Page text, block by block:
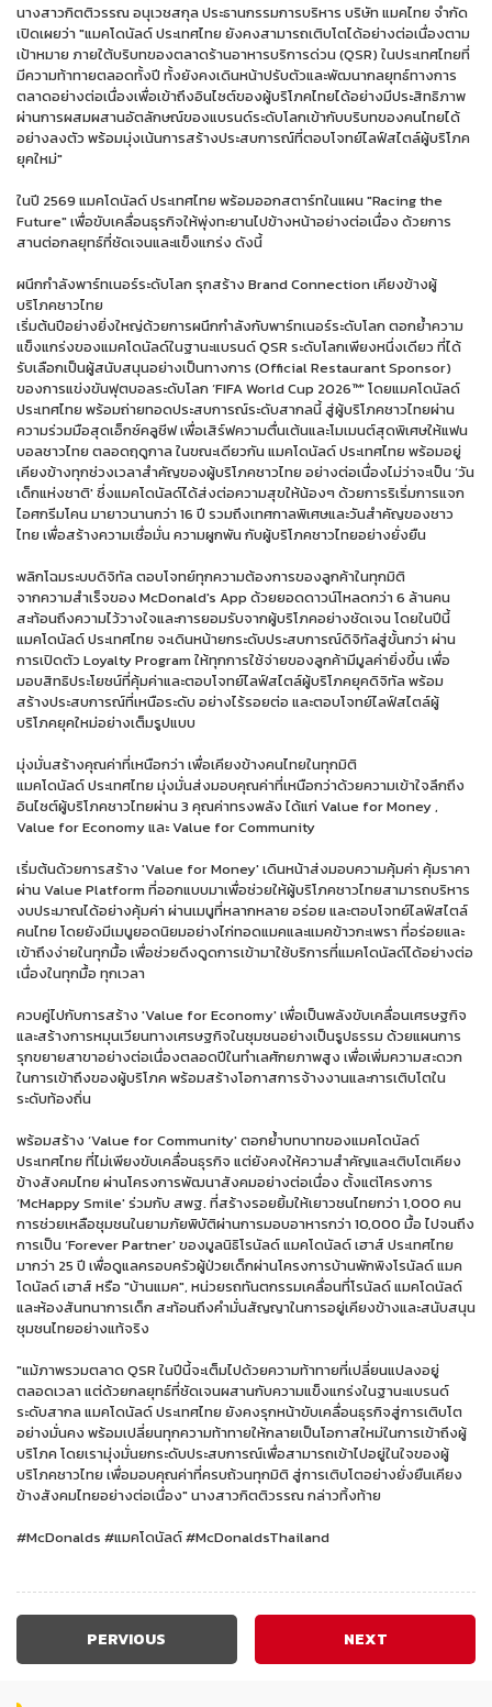
นางสาวกิตติวรรณ อนุเวชสกุล ประธานกรรมการบริหาร บริษัท แมคไทย จำกัด
เปิดเผยว่า "แมคโดนัลด์ ประเทศไทย ยังคงสามารถเติบโตได้อย่างต่อเนื่องตาม
เป้าหมาย ภายใต้บริบทของตลาดร้านอาหารบริการด่วน (QSR) ในประเทศไทยที่
มีความท้าทายตลอดทั้งปี ทั้งยังคงเดินหน้าปรับตัวและพัฒนากลยุทธ์ทางการ
ตลาดอย่างต่อเนื่องเพื่อเข้าถึงอินไซต์ของผู้บริโภคไทยได้อย่างมีประสิทธิภาพ
ผ่านการผสมผสานอัตลักษณ์ของแบรนด์ระดับโลกเข้ากับบริบทของคนไทยได้
อย่างลงตัว พร้อมมุ่งเน้นการสร้างประสบการณ์ที่ตอบโจทย์ไลฟ์สไตล์ผู้บริโภค
ยุคใหม่"
ในปี 2569 แมคโดนัลด์ ประเทศไทย พร้อมออกสตาร์ทในแผน "Racing the
Future" เพื่อขับเคลื่อนธุรกิจให้พุ่งทะยานไปข้างหน้าอย่างต่อเนื่อง ด้วยการ
สานต่อกลยุทธ์ที่ชัดเจนและแข็งแกร่ง ดังนี้
ผนึกกำลังพาร์ทเนอร์ระดับโลก รุกสร้าง Brand Connection เคียงข้างผู้
บริโภคชาวไทย
เริ่มต้นปีอย่างยิ่งใหญ่ด้วยการผนึกกำลังกับพาร์ทเนอร์ระดับโลก ตอกย้ำความ
แข็งแกร่งของแมคโดนัลด์ในฐานะแบรนด์ QSR ระดับโลกเพียงหนึ่งเดียว ที่ได้
รับเลือกเป็นผู้สนับสนุนอย่างเป็นทางการ (Official Restaurant Sponsor)
ของการแข่งขันฟุตบอลระดับโลก ‘FIFA World Cup 2026™' โดยแมคโดนัลด์
ประเทศไทย พร้อมถ่ายทอดประสบการณ์ระดับสากลนี้ สู่ผู้บริโภคชาวไทยผ่าน
ความร่วมมือสุดเอ็กซ์คลูชีฟ เพื่อเสิร์ฟความตื่นเต้นและโมเมนต์สุดพิเศษให้แฟน
บอลชาวไทย ตลอดฤดูกาล ในขณะเดียวกัน แมคโดนัลด์ ประเทศไทย พร้อมอยู่
เคียงข้างทุกช่วงเวลาสำคัญของผู้บริโภคชาวไทย อย่างต่อเนื่องไม่ว่าจะเป็น ‘วัน
เด็กแห่งชาติ' ซึ่งแมคโดนัลด์ได้ส่งต่อความสุขให้น้องๆ ด้วยการริเริ่มการแจก
ไอศกรีมโคน มายาวนานกว่า 16 ปี รวมถึงเทศกาลพิเศษและวันสำคัญของชาว
ไทย เพื่อสร้างความเชื่อมั่น ความผูกพัน กับผู้บริโภคชาวไทยอย่างยั่งยืน
พลิกโฉมระบบดิจิทัล ตอบโจทย์ทุกความต้องการของลูกค้าในทุกมิติ
จากความสำเร็จของ McDonald's App ด้วยยอดดาวน์โหลดกว่า 6 ล้านคน
สะท้อนถึงความไว้วางใจและการยอมรับจากผู้บริโภคอย่างชัดเจน โดยในปีนี้
แมคโดนัลด์ ประเทศไทย จะเดินหน้ายกระดับประสบการณ์ดิจิทัลสู่ขั้นกว่า ผ่าน
การเปิดตัว Loyalty Program ให้ทุกการใช้จ่ายของลูกค้ามีมูลค่ายิ่งขึ้น เพื่อ
มอบสิทธิประโยชน์ที่คุ้มค่าและตอบโจทย์ไลฟ์สไตล์ผู้บริโภคยุคดิจิทัล พร้อม
สร้างประสบการณ์ที่เหนือระดับ อย่างไร้รอยต่อ และตอบโจทย์ไลฟ์สไตล์ผู้
บริโภคยุคใหม่อย่างเต็มรูปแบบ
มุ่งมั่นสร้างคุณค่าที่เหนือกว่า เพื่อเคียงข้างคนไทยในทุกมิติ
แมคโดนัลด์ ประเทศไทย มุ่งมั่นส่งมอบคุณค่าที่เหนือกว่าด้วยความเข้าใจลึกถึง
อินไซต์ผู้บริโภคชาวไทยผ่าน 3 คุณค่าทรงพลัง ได้แก่ Value for Money ,
Value for Economy และ Value for Community
เริ่มต้นด้วยการสร้าง 'Value for Money' เดินหน้าส่งมอบความคุ้มค่า คุ้มราคา
ผ่าน Value Platform ที่ออกแบบมาเพื่อช่วยให้ผู้บริโภคชาวไทยสามารถบริหาร
งบประมาณได้อย่างคุ้มค่า ผ่านเมนูที่หลากหลาย อร่อย และตอบโจทย์ไลฟ์สไตล์
คนไทย โดยยังมีเมนูยอดนิยมอย่างไก่ทอดแมคและแมคข้าวกะเพรา ที่อร่อยและ
เข้าถึงง่ายในทุกมื้อ เพื่อช่วยดึงดูดการเข้ามาใช้บริการที่แมคโดนัลด์ได้อย่างต่อ
เนื่องในทุกมื้อ ทุกเวลา
ควบคู่ไปกับการสร้าง 'Value for Economy' เพื่อเป็นพลังขับเคลื่อนเศรษฐกิจ
และสร้างการหมุนเวียนทางเศรษฐกิจในชุมชนอย่างเป็นรูปธรรม ด้วยแผนการ
รุกขยายสาขาอย่างต่อเนื่องตลอดปีในทำเลศักยภาพสูง เพื่อเพิ่มความสะดวก
ในการเข้าถึงของผู้บริโภค พร้อมสร้างโอกาสการจ้างงานและการเติบโตใน
ระดับท้องถิ่น
พร้อมสร้าง ‘Value for Community' ตอกย้ำบทบาทของแมคโดนัลด์
ประเทศไทย ที่ไม่เพียงขับเคลื่อนธุรกิจ แต่ยังคงให้ความสำคัญและเติบโตเคียง
ข้างสังคมไทย ผ่านโครงการพัฒนาสังคมอย่างต่อเนื่อง ตั้งแต่โครงการ
‘McHappy Smile' ร่วมกับ สพฐ. ที่สร้างรอยยิ้มให้เยาวชนไทยกว่า 1,000 คน
การช่วยเหลือชุมชนในยามภัยพิบัติผ่านการมอบอาหารกว่า 10,000 มื้อ ไปจนถึง
การเป็น ‘Forever Partner' ของมูลนิธิโรนัลด์ แมคโดนัลด์ เฮาส์ ประเทศไทย
มากว่า 25 ปี เพื่อดูแลครอบครัวผู้ป่วยเด็กผ่านโครงการบ้านพักพิงโรนัลด์ แมค
โดนัลด์ เฮาส์ หรือ "บ้านแมค", หน่วยรถทันตกรรมเคลื่อนที่โรนัลด์ แมคโดนัลด์
และห้องสันทนาการเด็ก สะท้อนถึงคำมั่นสัญญาในการอยู่เคียงข้างและสนับสนุน
ชุมชนไทยอย่างแท้จริง
"แม้ภาพรวมตลาด QSR ในปีนี้จะเต็มไปด้วยความท้าทายที่เปลี่ยนแปลงอยู่
ตลอดเวลา แต่ด้วยกลยุทธ์ที่ชัดเจนผสานกับความแข็งแกร่งในฐานะแบรนด์
ระดับสากล แมคโดนัลด์ ประเทศไทย ยังคงรุกหน้าขับเคลื่อนธุรกิจสู่การเติบโต
อย่างมั่นคง พร้อมเปลี่ยนทุกความท้าทายให้กลายเป็นโอกาสใหม่ในการเข้าถึงผู้
บริโภค โดยเรามุ่งมั่นยกระดับประสบการณ์เพื่อสามารถเข้าไปอยู่ในใจของผู้
บริโภคชาวไทย เพื่อมอบคุณค่าที่ครบถ้วนทุกมิติ สู่การเติบโตอย่างยั่งยืนเคียง
ข้างสังคมไทยอย่างต่อเนื่อง" นางสาวกิตติวรรณ กล่าวทิ้งท้าย
#McDonalds #แมคโดนัลด์ #McDonaldsThailand
PERVIOUS NEXT